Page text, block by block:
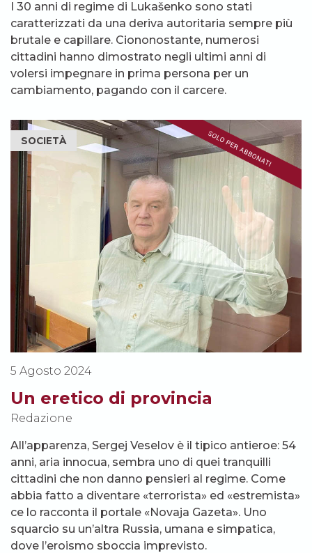
I 30 anni di regime di Lukašenko sono stati
caratterizzati da una deriva autoritaria sempre più
brutale e capillare. Ciononostante, numerosi
cittadini hanno dimostrato negli ultimi anni di
volersi impegnare in prima persona per un
cambiamento, pagando con il carcere.
SOCIETÀ
5 Agosto 2024
Un eretico di provincia
Redazione
All’apparenza, Sergej Veselov è il tipico antieroe: 54
anni, aria innocua, sembra uno di quei tranquilli
cittadini che non danno pensieri al regime. Come
abbia fatto a diventare «terrorista» ed «estremista»
ce lo racconta il portale «Novaja Gazeta». Uno
squarcio su un’altra Russia, umana e simpatica,
dove l’eroismo sboccia imprevisto.